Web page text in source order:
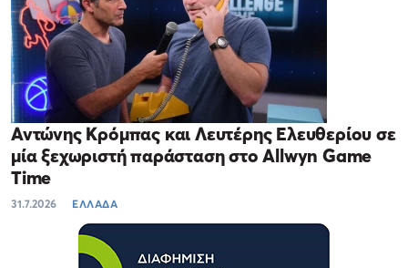
Αντώνης Κρόμπας και Λευτέρης Ελευθερίου σε
μία ξεχωριστή παράσταση στο Allwyn Game
Time
31.7.2026 ΕΛΛΑΔΑ